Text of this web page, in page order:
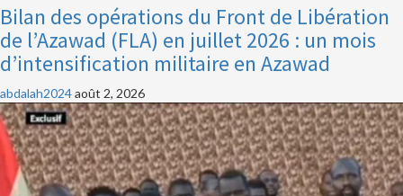
Bilan des opérations du Front de Libération
de l’Azawad (FLA) en juillet 2026 : un mois
d’intensification militaire en Azawad
abdalah2024août 2, 2026